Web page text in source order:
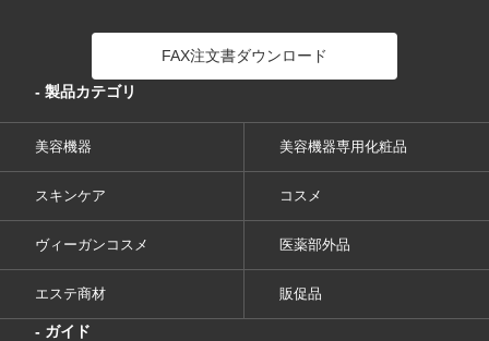
- 製品カテゴリ
美容機器 美容機器専用化粧品
スキンケア コスメ
ヴィーガンコスメ 医薬部外品
エステ商材 販促品
- ガイド
FAX注文書ダウンロード